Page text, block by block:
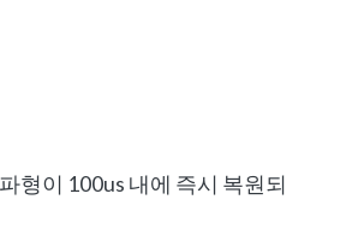
형이 100us 내에 즉시 복원되